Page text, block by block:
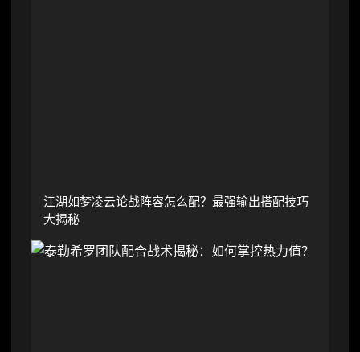
江湖如梦凌云论战阵容怎么配？最强输出搭配技巧
大揭秘